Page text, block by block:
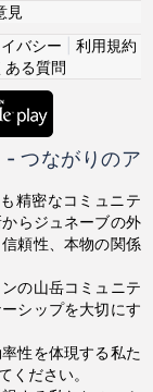
見
バシー
利用規約
ある質問
- つながりのア
精密なコミュニテ
らジュネーブの外
頼性、本物の関係
の山岳コミュニテ
シップを大切にす
性を体現する私た
ください。